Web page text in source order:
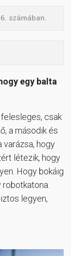
számában.
egy balta
csak
a második és
varázsa, hogy
létezik, hogy
Hogy bokáig
robotkatona.
legyen,